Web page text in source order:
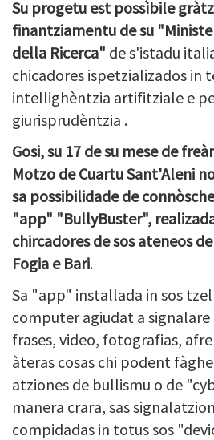
Su progetu est possìbile
finantziamentu de su
della Ricerca" de s'istadu
chicadores ispetzializados in
intellighèntzia artifitziale e
giurisprudèntzia .
Gosi, su 17 de su mese de
Motzo de Cuartu Sant'Aleni
sa possibilidade de
"app" "BullyBuster",
chircadores de sos ateneos
Fogia e Bari.
Sa "app" installada in sos
computer agiudat a
frases, video, fotografias,
àteras cosas chi podent
atziones de bullismu o de
manera crara, sas
compidadas in totus sos